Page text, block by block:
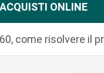
ACQUISTI ONLINE
come risolvere il